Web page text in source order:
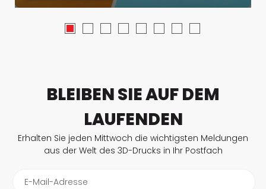
BLEIBEN SIE AUF DEM
LAUFENDEN
Erhalten Sie jeden Mittwoch die wichtigsten Meldungen
aus der Welt des 3D-Drucks in Ihr Postfach
E-Mail-Adresse